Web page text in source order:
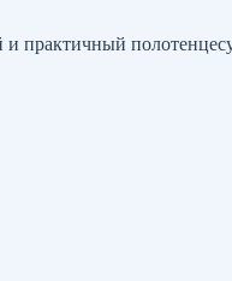
практичный